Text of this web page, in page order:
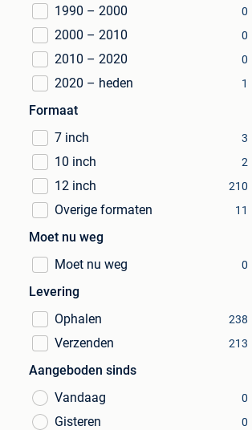
1990 – 2000 0
2000 – 2010 0
2010 – 2020 0
2020 – heden 1
Formaat
7 inch
3
10 inch 2
12 inch 210
Overige formaten 11
Moet nu weg
Moet nu weg
0
Levering
Ophalen
238
Verzenden 213
Aangeboden sinds
Vandaag
0
Gisteren 0